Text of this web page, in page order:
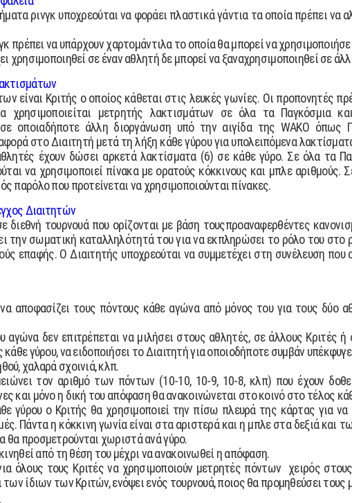
ρινγκ υποχρεούται να φοράει πλαστικά γάντια τα οποία πρέπει να
πρέπει να υπάρχουν χαρτοµάντιλα το οποία θα µπορεί να
χρησιµοποιηθεί σε έναν αθλητή δε µπορεί να ξαναχρησιµοποιηθεί σε
είναι Κριτής ο οποίος κάθεται στις λευκές γωνίες. Οι προπονητές
χρησιµοποιείται µετρητής λακτισµάτων σε όλα τα Παγκόσµια
σε οποιαδήποτε άλλη διοργάνωση υπό την αιγίδα της WAKO
στο ∆ιαιτητή µετά τη λήξη κάθε γύρου για υπολειπόµενα
έχουν δώσει αρκετά λακτίσµατα (6) σε κάθε γύρο. Σε όλα τα
να χρησιµοποιεί πίνακα µε ορατούς κόκκινους και µπλε
παρόλο που προτείνεται να χρησιµοποιούνται πίνακες.
∆ιαιτητών
διεθνή τουρνουά που ορίζονται µε βάση τουςπροαναφερθέντες
την σωµατική καταλληλότητά του για να εκπληρώσει το ρόλο του στο
επαφής. Ο ∆ιαιτητής υποχρεούται να συµµετέχει στη συνέλευση που
αποφασίζει τους πόντους κάθε αγώνα από µόνος του για τους δύο
αγώνα δεν επιτρέπεται να µιλήσει στους αθλητές, σε άλλους Κριτές
γύρου, να ειδοποιήσει το ∆ιαιτητή για οποιοδήποτε συµβάν
χαλαρά σχοινιά, κλπ.
τον αριθµό των πόντων (10-10, 10-9, 10-8, κλπ) που έχουν
και µόνο η δική του απόφαση θα ανακοινώνεται στο κοινό στο τέλος
γύρου ο Κριτής θα χρησιµοποιεί την πίσω πλευρά της κάρτας για
Πάντα η κόκκινη γωνία είναι στα αριστερά και η µπλε στα δεξιά
θα προσµετρούνται χωριστά ανά γύρο.
από τη θέση του µέχρι να ανακοινωθεί η απόφαση.
όλους τους Κριτές να χρησιµοποιούν µετρητές πόντων χειρός
των ίδιων των Κριτών, ενόψει ενός τουρνουά, ποιος θα προµηθεύσει